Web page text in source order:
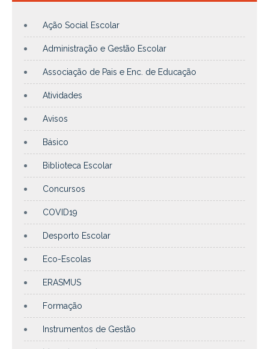
Ação Social Escolar
Administração e Gestão Escolar
Associação de Pais e Enc. de Educação
Atividades
Avisos
Básico
Biblioteca Escolar
Concursos
COVID19
Desporto Escolar
Eco-Escolas
ERASMUS
Formação
Instrumentos de Gestão